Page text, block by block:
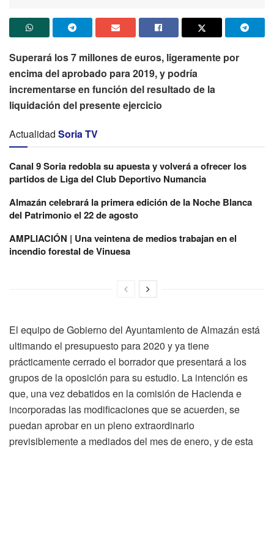
Superará los 7 millones de euros, ligeramente por
encima del aprobado para 2019, y podría
incrementarse en función del resultado de la
liquidación del presente ejercicio
Actualidad Soria TV
Canal 9 Soria redobla su apuesta y volverá a ofrecer los
partidos de Liga del Club Deportivo Numancia
Almazán celebrará la primera edición de la Noche Blanca
del Patrimonio el 22 de agosto
AMPLIACIÓN | Una veintena de medios trabajan en el
incendio forestal de Vinuesa
El equipo de Gobierno del Ayuntamiento de Almazán está
ultimando el presupuesto para 2020 y ya tiene
prácticamente cerrado el borrador que presentará a los
grupos de la oposición para su estudio. La intención es
que, una vez debatidos en la comisión de Hacienda e
incorporadas las modificaciones que se acuerden, se
puedan aprobar en un pleno extraordinario
previsiblemente a mediados del mes de enero, y de esta